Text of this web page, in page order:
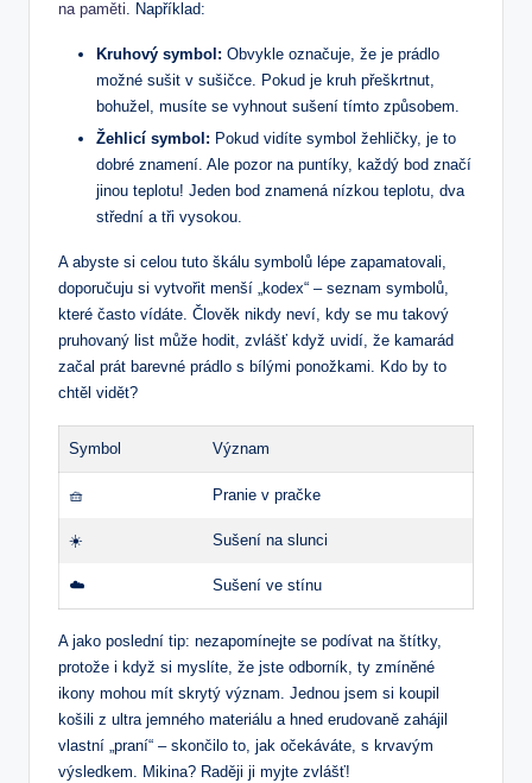
na paměti. Například:
Kruhový symbol: Obvykle označuje, že je prádlo
možné sušit v sušičce. Pokud je kruh přeškrtnut,
bohužel, musíte se vyhnout sušení tímto způsobem.
Žehlicí symbol: Pokud vidíte symbol žehličky, je to
dobré znamení. Ale pozor na puntíky, každý bod značí
jinou teplotu! Jeden bod znamená nízkou teplotu, dva
střední a tři vysokou.
A abyste si celou tuto škálu symbolů lépe zapamatovali,
doporučuju si vytvořit menší „kodex“ – seznam symbolů,
které často vídáte. Člověk nikdy neví, kdy se mu takový
pruhovaný list může hodit, zvlášť když uvidí, že kamarád
začal prát barevné prádlo s bílými ponožkami. Kdo by to
chtěl vidět?
Symbol Význam
🧺 Pranie v pračke
☀️ Sušení na slunci
☁️ Sušení ve stínu
A jako poslední tip: nezapomínejte se podívat na štítky,
protože i když si myslíte, že jste odborník, ty zmíněné
ikony mohou mít skrytý význam. Jednou jsem si koupil
košili z ultra jemného materiálu a hned erudovaně zahájil
vlastní „praní“ – skončilo to, jak očekáváte, s krvavým
výsledkem. Mikina? Raději ji myjte zvlášť!